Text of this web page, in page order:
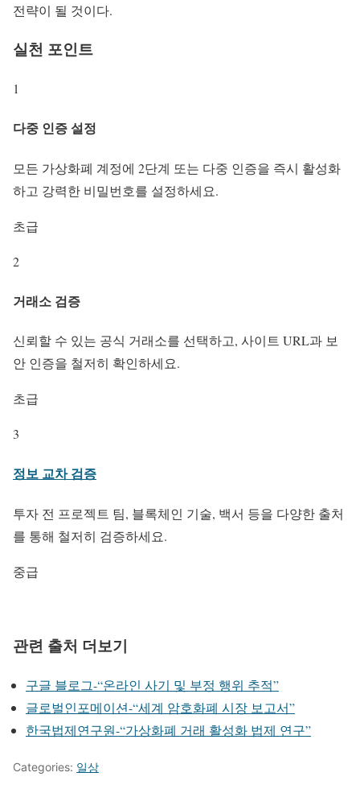
전략이 될 것이다.
실천 포인트
1
다중 인증 설정
모든 가상화폐 계정에 2단계 또는 다중 인증을 즉시 활성화
하고 강력한 비밀번호를 설정하세요.
초급
2
거래소 검증
신뢰할 수 있는 공식 거래소를 선택하고, 사이트 URL과 보
안 인증을 철저히 확인하세요.
초급
3
정보 교차 검증
투자 전 프로젝트 팀, 블록체인 기술, 백서 등을 다양한 출처
를 통해 철저히 검증하세요.
중급
관련 출처 더보기
구글 블로그-“온라인 사기 및 부정 행위 추적”
글로벌인포메이션-“세계 암호화폐 시장 보고서”
한국법제연구원-“가상화폐 거래 활성화 법제 연구”
Categories: 일상